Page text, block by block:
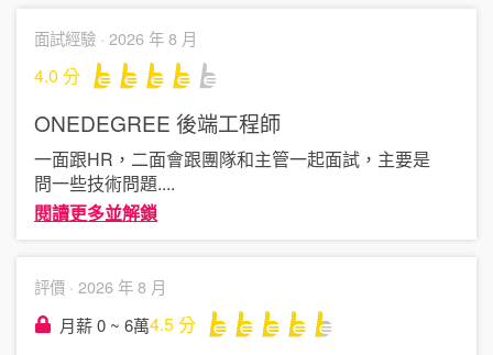
面試經驗 · 2026 年 8 月
4.0 分
ONEDEGREE 後端工程師
一面跟HR，二面會跟團隊和主管一起面試，主要是
問一些技術問題....
閱讀更多並解鎖
評價 · 2026 年 8 月
月薪 0 ~ 6萬4.5分